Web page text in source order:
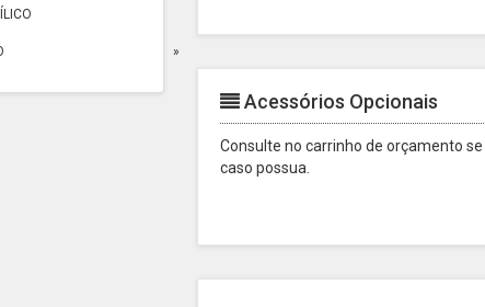
Acessórios Opcionais
Consulte no carrinho de orçamento
caso possua.